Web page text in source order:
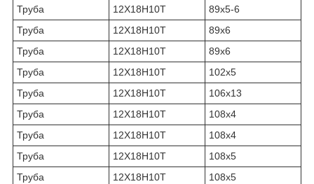
Труба 12Х18Н10Т
89х5-6
Труба
12Х18Н10Т
89х6
Труба
12Х18Н10Т
89х6
Труба
12Х18Н10Т
102х5
Труба
12Х18Н10Т
106х13
Труба
12Х18Н10Т
108х4
Труба
12Х18Н10Т
108х4
Труба
12Х18Н10Т
108х5
Труба
12Х18Н10Т
108х5